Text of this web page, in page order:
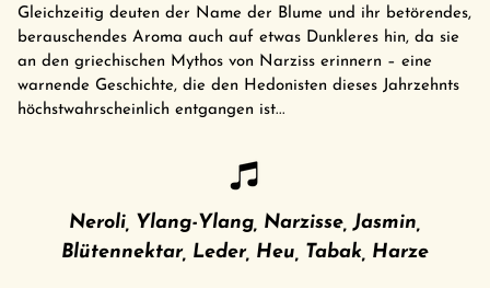
Gleichzeitig deuten der Name der Blume und ihr betörendes,
berauschendes Aroma auch auf etwas Dunkleres hin, da sie
an den griechischen Mythos von Narziss erinnern – eine
warnende Geschichte, die den Hedonisten dieses Jahrzehnts
höchstwahrscheinlich entgangen ist...
Neroli, Ylang-Ylang, Narzisse, Jasmin,
Blütennektar, Leder, Heu, Tabak, Harze